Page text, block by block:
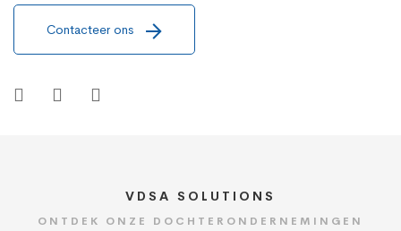
Contacteer ons
VDSA SOLUTIONS
ONTDEK ONZE DOCHTERONDERNEMINGEN